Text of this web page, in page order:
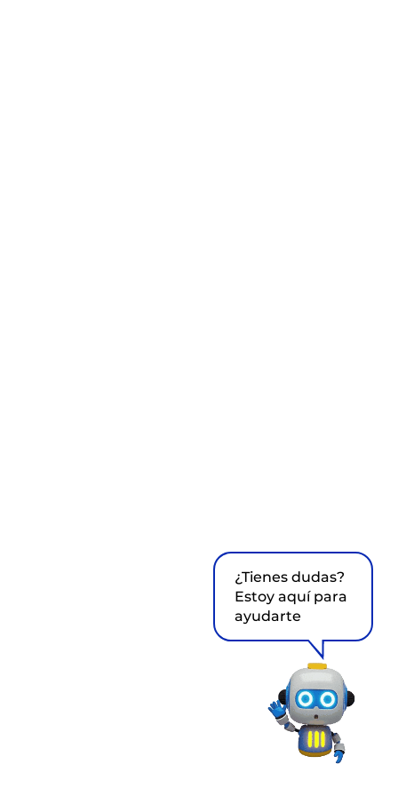
¿Tienes dudas?
Estoy aquí para
ayudarte